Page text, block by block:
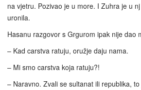
na vjetru. Pozivao je u more. I Zuhra je u
uronila.
Hasanu razgovor s Grgurom ipak nije dao
– Kad carstva ratuju, oružje daju nama.
– Mi smo carstva koja ratuju?!
– Naravno. Zvali se sultanat ili republika,